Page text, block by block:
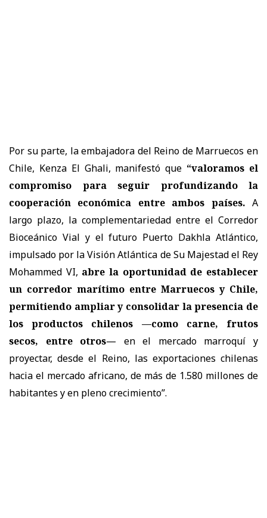
Por su parte, la embajadora del Reino de Marruecos en
Chile, Kenza El Ghali, manifestó que “valoramos el
compromiso para seguir profundizando la
cooperación económica entre ambos países. A
largo plazo, la complementariedad entre el Corredor
Bioceánico Vial y el futuro Puerto Dakhla Atlántico,
impulsado por la Visión Atlántica de Su Majestad el Rey
Mohammed VI, abre la oportunidad de establecer
un corredor marítimo entre Marruecos y Chile,
permitiendo ampliar y consolidar la presencia de
los productos chilenos —como carne, frutos
secos, entre otros— en el mercado marroquí y
proyectar, desde el Reino, las exportaciones chilenas
hacia el mercado africano, de más de 1.580 millones de
habitantes y en pleno crecimiento”.